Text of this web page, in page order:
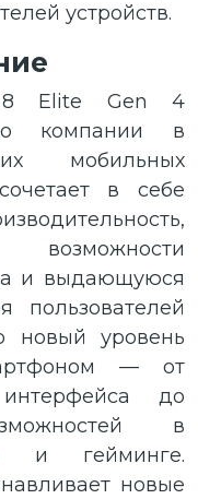
устройств.
8 Elite Gen 4
компании в
мобильных
в себе
и выдающуюся
пользователей
новый уровень
— от
до
в
и гейминге.
новые